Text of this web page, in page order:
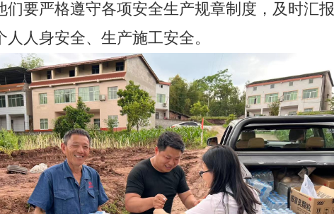
们要严格遵守各项安全生产规章制度，及时汇报
人身安全、生产施工安全。